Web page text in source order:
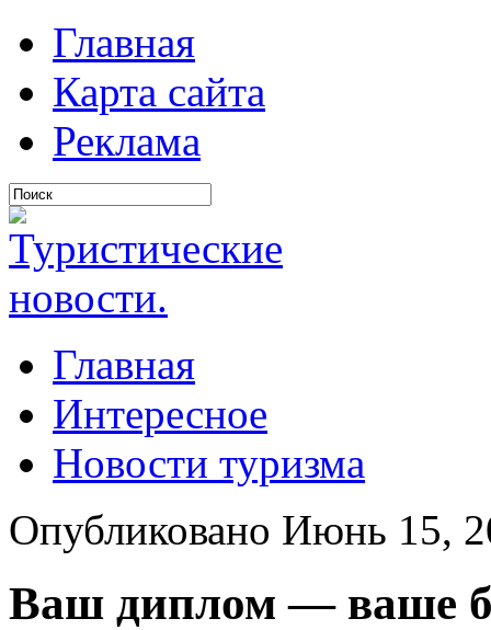
Главная
Карта сайта
Реклама
Главная
Интересное
Новости туризма
Опубликовано Июнь 15,
Ваш диплом — ваше